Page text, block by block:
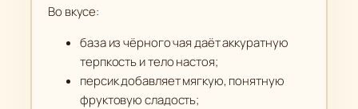
Во вкусе:
база из чёрного чая даёт аккуратную
терпкость и тело настоя;
персик добавляет мягкую, понятную
фруктовую сладость;